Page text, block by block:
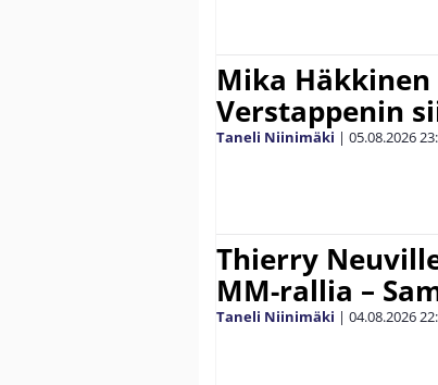
Mika
Verstappenin
Taneli Niinimäki | 05.08.2026
Thierry
MM-rallia –
Taneli Niinimäki | 04.08.2026